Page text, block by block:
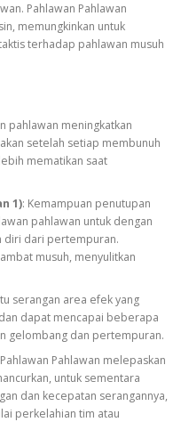
Pahlawan Pahlawan
memungkinkan untuk
terhadap pahlawan musuh
pahlawan meningkatkan
setelah setiap membunuh
mematikan saat
1): Kemampuan penutupan
pahlawan untuk dengan
diri dari pertempuran.
musuh, menyulitkan
serangan area efek yang
dapat mencapai beberapa
gelombang dan pertempuran.
Pahlawan melepaskan
untuk sementara
dan kecepatan serangannya,
perkelahian tim atau